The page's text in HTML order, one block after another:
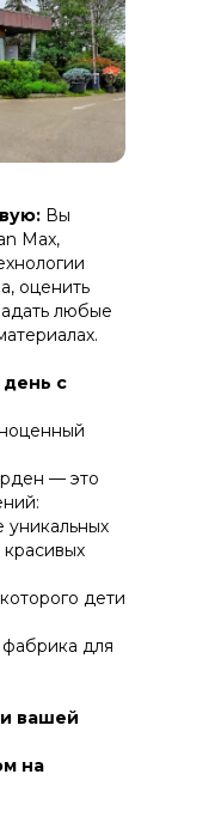
Вы
Max,
оценить
любые
с
— это
уникальных
дети
для
вашей
на
на